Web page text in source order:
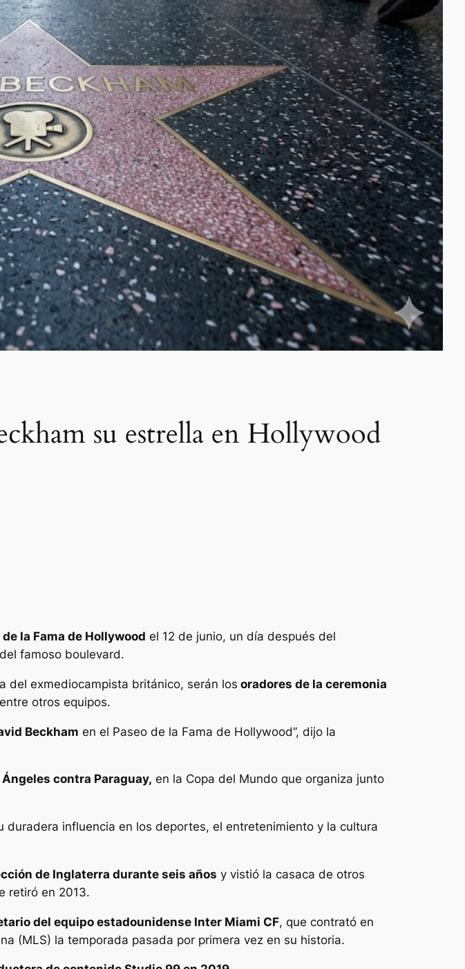
su estrella en Hollywood
de la Fama de Hollywood el 12 de junio, un día después del
famoso boulevard.
del exmediocampista británico, serán los oradores de la ceremonia
entre otros equipos.
Beckham en el Paseo de la Fama de Hollywood”, dijo la
contra Paraguay, en la Copa del Mundo que organiza junto
influencia en los deportes, el entretenimiento y la cultura
de Inglaterra durante seis años y vistió la casaca de otros
retiró en 2013.
del equipo estadounidense Inter Miami CF, que contrató en
(MLS) la temporada pasada por primera vez en su historia.